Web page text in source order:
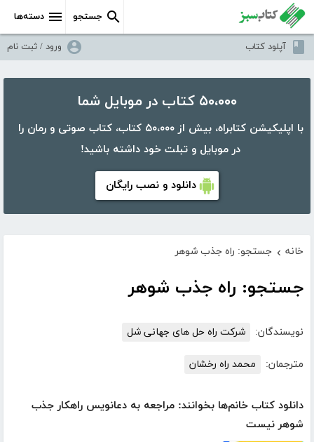
دسته‌ها جستجو
آپلود کتاب ورود / ثبت نام
۵۰،۰۰۰ کتاب در موبایل شما
با اپلیکیشن کتابراه، بیش از ۵۰،۰۰۰ کتاب، کتاب صوتی و رمان را
در موبایل و تبلت خود داشته باشید!
دانلود و نصب رایگان
خانه › جستجو: راه جذب شوهر
جستجو: راه جذب شوهر
نویسندگان: شرکت راه حل های جهانی شل
مترجمان: محمد راه رخشان
دانلود کتاب خانم‌ها بخوانند: مراجعه به دعانویس راهکار جذب
شوهر نیست